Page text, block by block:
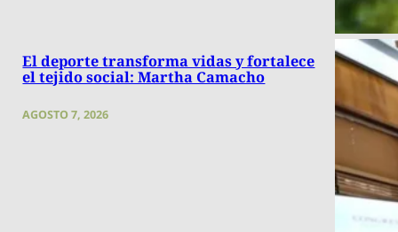
El deporte transforma vidas y fortalece
el tejido social: Martha Camacho
AGOSTO 7, 2026